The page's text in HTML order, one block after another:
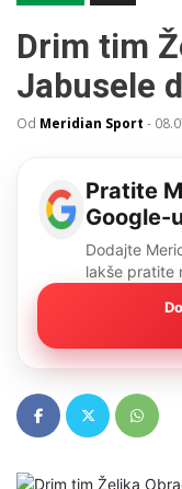
Drim tim
Jabusele
Od Meridian Sport -
Pratite
Google-
Dodajte
lakše pratite